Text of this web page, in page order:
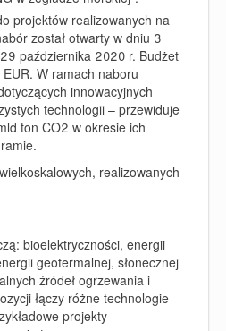
projektów realizowanych na
został otwarty w dniu 3
października 2020 r. Budżet
EUR. W ramach naboru
innowacyjnych
technologii – przewiduje
ton CO2 w okresie ich
realizowanych
bioelektryczności, energii
geotermalnej, słonecznej
źródeł ogrzewania i
łączy różne technologie
projekty